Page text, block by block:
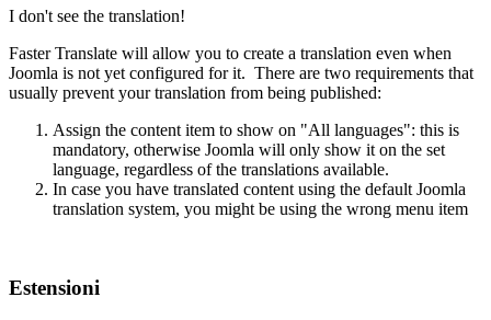
I don't see the translation!
Faster Translate will allow you to create a translation even when
Joomla is not yet configured for it. There are two requirements that
usually prevent your translation from being published:
Assign the content item to show on "All languages": this is
mandatory, otherwise Joomla will only show it on the set
language, regardless of the translations available.
In case you have translated content using the default Joomla
translation system, you might be using the wrong menu item
Estensioni